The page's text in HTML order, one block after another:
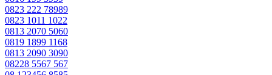
0823 222 78989
0823 1011 1022
0813 2070 5060
0819 1899 1168
0813 2090 3090
08228 5567 567